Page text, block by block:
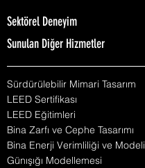
Sektörel Deneyim
Sunulan Diğer Hizmetler
Sürdürülebilir Mimari Tasarım
LEED Sertifikası
LEED Eğitimleri
Bina Zarfı ve Cephe Tasarımı
Bina Enerji Verimliliği ve Modeli
Günışığı Modellemesi